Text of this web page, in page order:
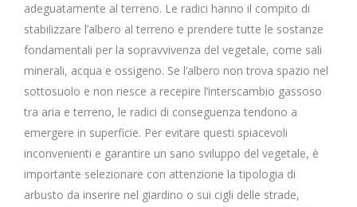
adeguatamente al terreno. Le radici hanno il compito di
stabilizzare l’albero al terreno e prendere tutte le sostanze
fondamentali per la sopravvivenza del vegetale, come sali
minerali, acqua e ossigeno. Se l’albero non trova spazio nel
sottosuolo e non riesce a recepire l’interscambio gassoso
tra aria e terreno, le radici di conseguenza tendono a
emergere in superficie. Per evitare questi spiacevoli
inconvenienti e garantire un sano sviluppo del vegetale, è
importante selezionare con attenzione la tipologia di
arbusto da inserire nel giardino o sui cigli delle strade,